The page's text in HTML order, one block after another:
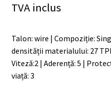
TVA inclus
Talon: wire | Compoziție:
densității materialului: 27
Viteză:2 | Aderență: 5 |
viață: 3